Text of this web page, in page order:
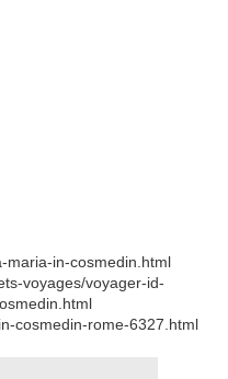
maria-in-cosmedin.html
voyages/voyager-id-
cosmedin-rome-6327.html